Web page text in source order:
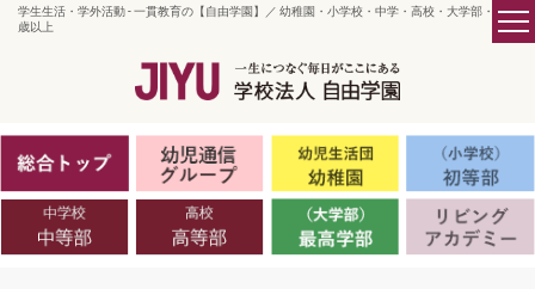
学生生活・学外活動 - 一貫教育の【自由学園】／ 幼稚園・小学校・中学・高校・大学部・45
歳以上